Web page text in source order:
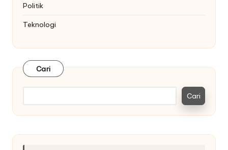
Politik
Teknologi
Cari
Cari